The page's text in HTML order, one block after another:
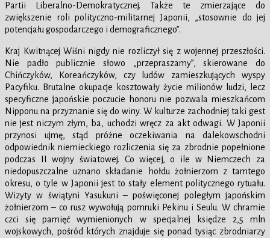
Partii Liberalno-Demokratycznej. Także te zmierzające do
zwiększenie roli polityczno-militarnej Japonii, „stosownie do jej
potencjału gospodarczego i demograficznego”.
Kraj Kwitnącej Wiśni nigdy nie rozliczył się z wojennej przeszłości.
Nie padło publicznie słowo „przepraszamy”, skierowane do
Chińczyków, Koreańczyków, czy ludów zamieszkujących wyspy
Pacyfiku. Brutalne okupacje kosztowały życie milionów ludzi, lecz
specyficzne japońskie poczucie honoru nie pozwala mieszkańcom
Nipponu na przyznanie się do winy. W kulturze zachodniej taki gest
nie jest niczym złym, ba, uchodzi wręcz za akt odwagi. W Japonii
przynosi ujmę, stąd próżne oczekiwania na dalekowschodni
odpowiednik niemieckiego rozliczenia się za zbrodnie popełnione
podczas II wojny światowej. Co więcej, o ile w Niemczech za
niedopuszczalne uznano składanie hołdu żołnierzom z tamtego
okresu, o tyle w Japonii jest to stały element politycznego rytuału.
Wizyty w świątyni Yasukuni – poświęconej poległym japońskim
żołnierzom – co rusz wywołują pomruki Pekinu i Seulu. W chramie
czci się pamięć wymienionych w specjalnej księdze 2,5 mln
wojskowych, pośród których znajduje się ponad tysiąc zbrodniarzy